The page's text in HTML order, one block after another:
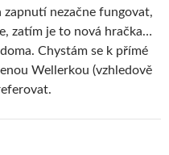
zapnutí nezačne fungovat,
zatím je to nová hračka…
Chystám se k přímé
Wellerkou (vzhledově